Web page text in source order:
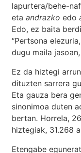
lapurtera/behe-
eta andrazko edo
Edo, ez baita
“Pertsona
dugu maila
Ez da hiztegi
dituzten sarrera
Eta gauza bera
sinonimoa duten
bertan. Horrela,
hiztegiak, 31.268
Etengabe